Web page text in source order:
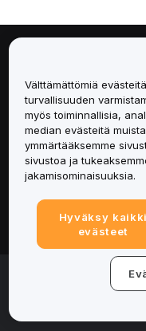
Palvelut
Tuki
Tuotteet
Lakiasiat
© 2025-2026 Bybit.eu.
Välttämättömiä
turvallisuuden
myös toiminnallisia,
median evästeitä
ymmärtääksemme
sivustoa ja
jakamisominaisuuksia.
Hyväksy kaikki
evästeet